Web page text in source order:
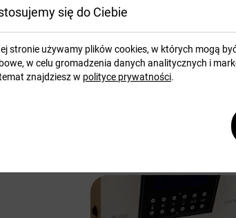
Użytkownik może ustawić
tłoczenia, odległość
tłoczenia, dzienny licznik
odliczania) oraz ilość
się do Ciebie
stronie używamy plików cookies, w których mogą
w celu gromadzenia danych analitycznych i
znajdziesz w polityce prywatności.